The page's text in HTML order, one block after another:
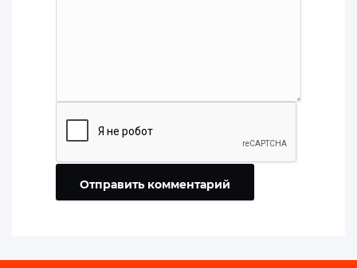
Отправить комментарий